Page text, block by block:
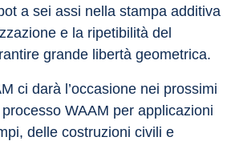
a sei assi nella stampa additiva
e la ripetibilità del
grande libertà geometrica.
ci darà l’occasione nei prossimi
WAAM per applicazioni
delle costruzioni civili e